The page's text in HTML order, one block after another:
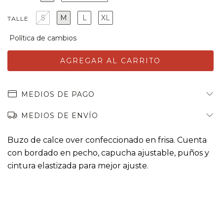
TALLE S M L XL
MEDIOS DE PAGO
MEDIOS DE ENVÍO
Buzo de calce over confeccionado en frisa. Cuenta
con bordado en pecho, capucha ajustable, puños y
cintura elastizada para mejor ajuste.